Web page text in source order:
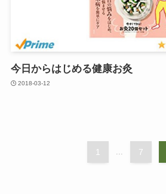
今日からはじめる健康お灸
2018-03-12
1 7